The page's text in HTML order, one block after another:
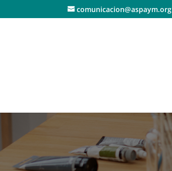
comunicacion@aspaym.org